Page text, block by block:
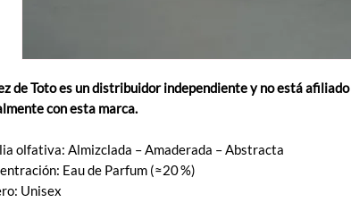
de Toto es un distribuidor independiente y no está afiliado
con esta marca.
olfativa: Almizclada – Amaderada – Abstracta
Eau de Parfum (≈20 %)
Unisex